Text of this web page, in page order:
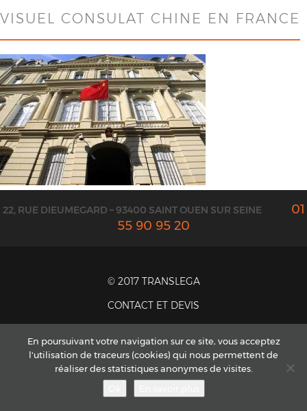
VISUEL CONSULAT CHINE EN FRANCE
22, RUE DIEUMEGARD – 93400 SAINT OUEN SUR SEINE
01
55 90 95 20
© 2017 TRANSLEGA
CONTACT ET DEVIS
CGV
PLAN DU SITE
En poursuivant votre navigation sur ce site, vous acceptez
l'utilisation de traceurs (cookies) qui nous permettent de
réaliser des statistiques anonymes de visites.